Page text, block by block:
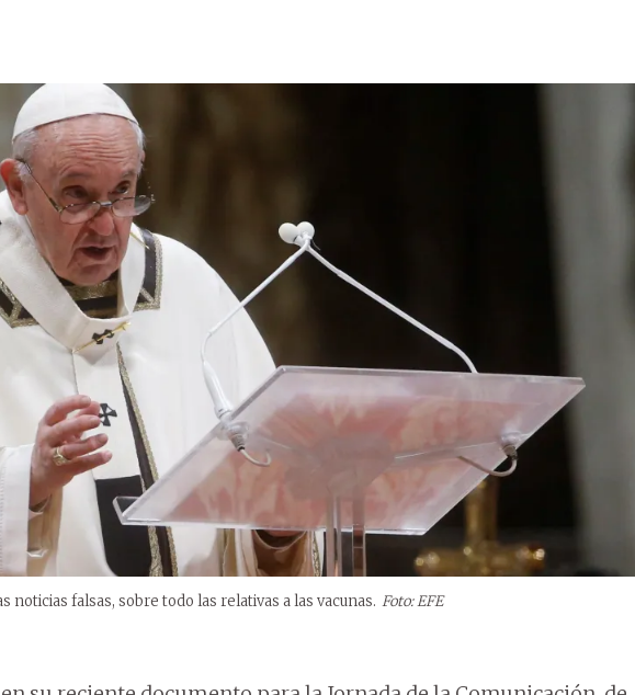
noticias falsas, sobre todo las relativas a las vacunas. Foto: EFE